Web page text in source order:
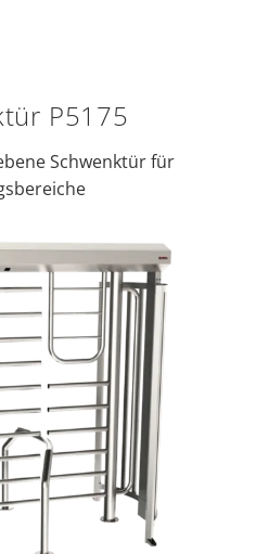
P5175
Schwenktür für